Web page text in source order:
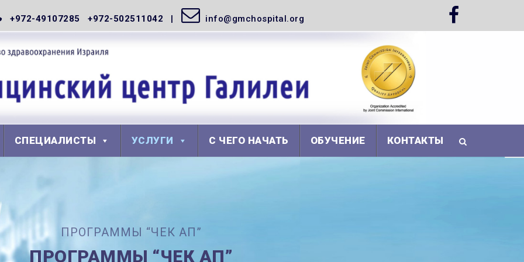
+972-49107285 +972-502511042 info@gmchospital.org
СПЕЦИАЛИСТЫ УСЛУГИ С ЧЕГО НАЧАТЬ ОБУЧЕНИЕ КОНТАКТЫ
ПРОГРАММЫ “ЧЕК АП”
ПРОГРАММЫ “ЧЕК АП”